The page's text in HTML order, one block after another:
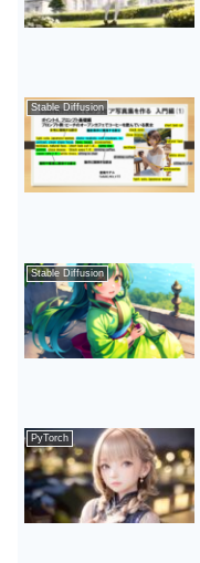
Stable Diffusion
Stable Diffusion
PyTorch